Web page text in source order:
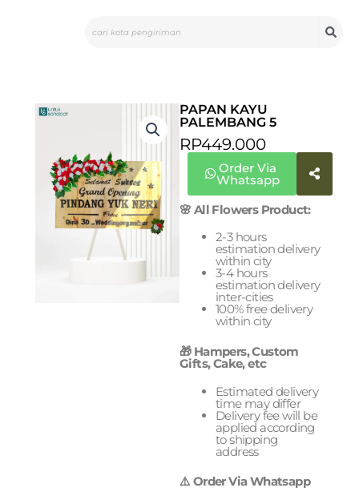
PAPAN KAYU
PALEMBANG 5
RP449.000
Order Via
Whatsapp
🌸 All Flowers Product:
2-3 hours
estimation delivery
within city
3-4 hours
estimation delivery
inter-cities
100% free delivery
within city
🎁 Hampers, Custom
Gifts, Cake, etc
Estimated delivery
time may differ
Delivery fee will be
applied according
to shipping
address
⚠️ Order Via Whatsapp